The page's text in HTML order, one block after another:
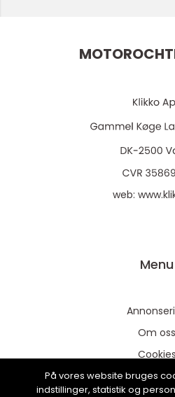
web:
Menu
Om oss
Cookies
Kontakta
På vores website bruges
indstillinger, statistik og